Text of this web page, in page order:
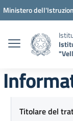
Vai ai contenuti
Vai al menu di
Vai al footer
Ministero
Titolare del